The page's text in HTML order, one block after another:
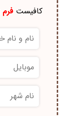
کافیستفرم
نام
و
خانوادگی
موبایل
نام
شهر
*